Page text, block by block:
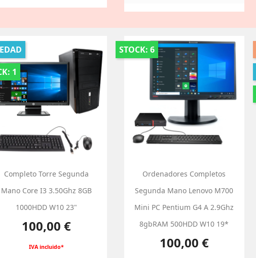
1
Completo Torre Segunda
Mano Core I3 3.50Ghz 8GB
1000HDD W10 23"
Precio
100,00 €
IVA incluido*
STOCK: 6
Ordenadores Completos
Segunda Mano Lenovo M700
Mini PC Pentium G4 A 2.9Ghz
8gbRAM 500HDD W10 19*
Precio
100,00 €